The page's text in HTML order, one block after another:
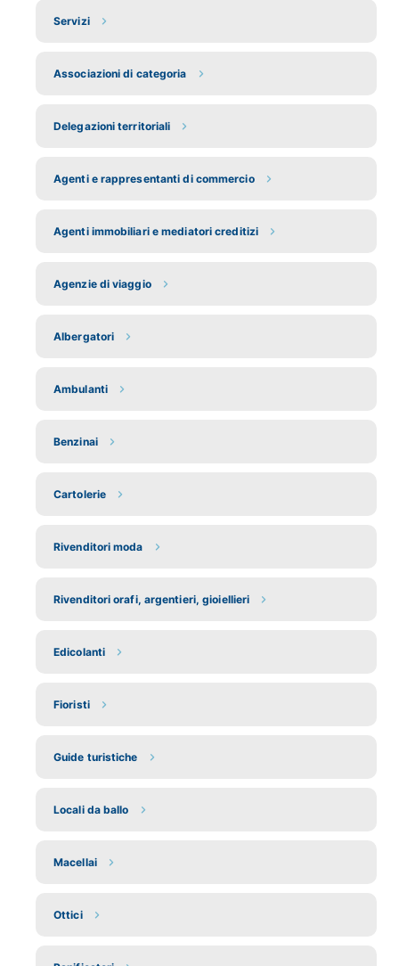
Servizi
Associazioni di categoria
Delegazioni territoriali
Agenti e rappresentanti di commercio
Agenti immobiliari e mediatori creditizi
Agenzie di viaggio
Albergatori
Ambulanti
Benzinai
Cartolerie
Rivenditori moda
Rivenditori orafi, argentieri, gioiellieri
Edicolanti
Fioristi
Guide turistiche
Locali da ballo
Macellai
Ottici